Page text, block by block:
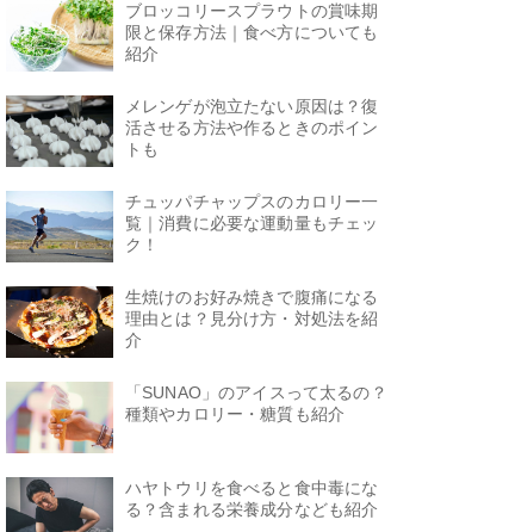
ブロッコリースプラウトの賞味期
限と保存方法｜食べ方についても
紹介
メレンゲが泡立たない原因は？復
活させる方法や作るときのポイン
トも
チュッパチャップスのカロリー一
覧｜消費に必要な運動量もチェッ
ク！
生焼けのお好み焼きで腹痛になる
理由とは？見分け方・対処法を紹
介
「SUNAO」のアイスって太るの？
種類やカロリー・糖質も紹介
ハヤトウリを食べると食中毒にな
る？含まれる栄養成分なども紹介